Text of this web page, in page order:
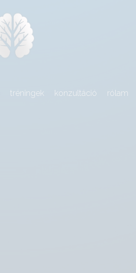
tréningek konzultáció rólam